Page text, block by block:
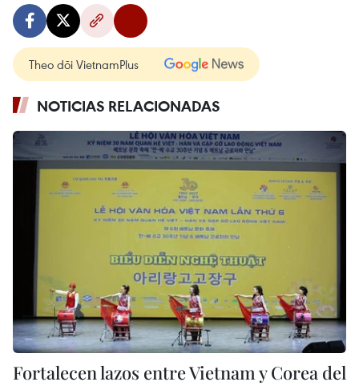
Theo dõi VietnamPlus
NOTICIAS RELACIONADAS
Fortalecen lazos entre Vietnam y Corea del